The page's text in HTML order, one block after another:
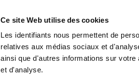
Ce site Web utilise des cookies
Les identifiants nous permettent de
relatives aux médias sociaux et
ainsi que d'autres informations sur
et d'analyse.